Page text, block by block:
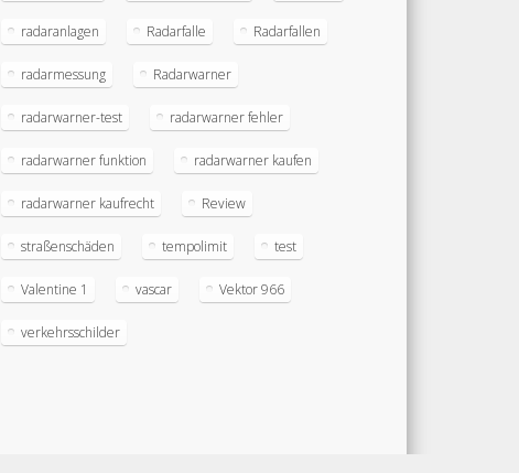
radaranlagen Radarfalle Radarfallen
radarmessung Radarwarner
radarwarner-test radarwarner fehler
radarwarner funktion radarwarner kaufen
radarwarner kaufrecht Review
straßenschäden tempolimit test
Valentine 1 vascar Vektor 966
verkehrsschilder